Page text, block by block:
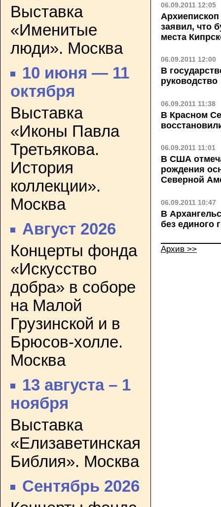
Выставка
«Именитые
люди». Москва
10 июня — 11
октября
Выставка
«Иконы Павла
Третьякова.
История
коллекции».
Москва
Август 2026
Концерты фонда
«Искусство
добра» в соборе
на Малой
Грузинской и в
Брюсов-холле.
Москва
13 августа – 1
ноября
Выставка
«Елизаветинская
Библия». Москва
Сентябрь 2026
06.09.2011 12:05
заявил, что
места
06.09.2011 12:00
В
руководство
06.09.2011 11:38
В Красном
06.09.2011 11:01
В США
рождения
Северной
06.09.2011 10:47
В
без единого
Архив >>